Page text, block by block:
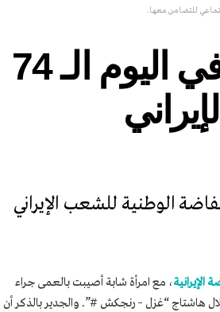
للتضامن معها.
التضامن مع غزل رنجكش في اليوم الـ 74
، مع امرأة شابة أصيبت بالعمى جراء
هاشتاج “غزل – رنجكش #”. والجدير بالذكر أن